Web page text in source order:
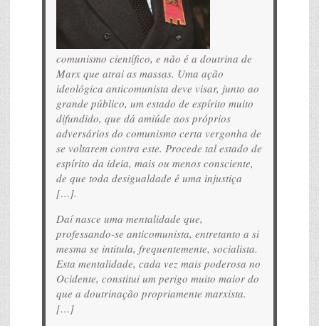
comunismo científico, e não é a doutrina de
Marx que atrai as massas. Uma ação
ideológica anticomunista deve visar, junto ao
grande público, um estado de espírito muito
difundido, que dá amiúde aos próprios
adversários do comunismo certa vergonha de
se voltarem contra este. Procede tal estado de
espírito da ideia, mais ou menos consciente,
de que toda desigualdade é uma injustiça
[…].
Daí nasce uma mentalidade que,
professando-se anticomunista, entretanto a si
mesma se intitula, frequentemente, socialista.
Esta mentalidade, cada vez mais poderosa no
Ocidente, constitui um perigo muito maior do
que a doutrinação propriamente marxista.
[…]